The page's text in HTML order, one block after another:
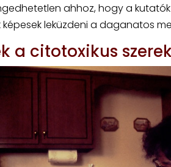
ahhoz, hogy a
képesek leküzdeni a daganatos
a citotoxikus